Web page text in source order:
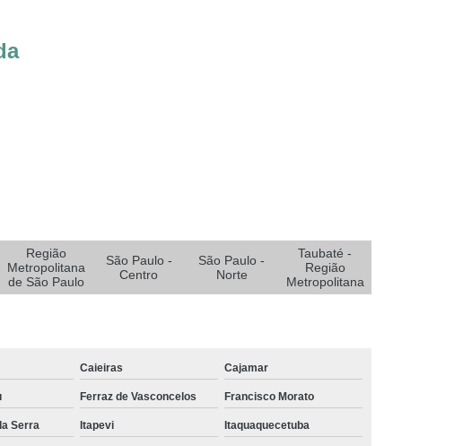
Sistemas Oxigenoterapia para Diabético
Sistemas Oxigenoterapia Tratamento Pé Diabético
Enfermagem em João Pessoa
Enfermagem em São Paulo
Tratamento de Feridas Enfermagem em Taubaté
Região
Metropolitana
de São Paulo
São Paulo -
Centro
São Paulo -
Norte
Taubaté -
Região
Metropolitana
Caieiras Cajamar
Ferraz de Vasconcelos Francisco Morato
Serra Itapevi Itaquaquecetuba